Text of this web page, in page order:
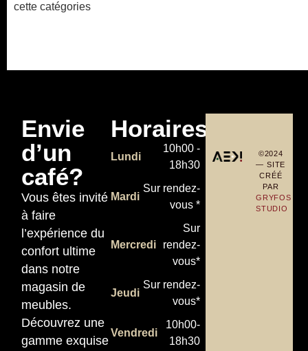
cette catégories
Envie
d’un
café?
Vous êtes invité
à faire
l’expérience du
confort ultime
dans notre
magasin de
meubles.
Découvrez une
gamme exquise
Horaires
Lundi
10h00 -
18h30
Mardi
Sur rendez-
vous *
Mercredi
Sur
rendez-
vous*
Jeudi
Sur rendez-
vous*
Vendredi
10h00-
18h30
©2024
— SITE
CRÉÉ
PAR
GRYFOS
STUDIO